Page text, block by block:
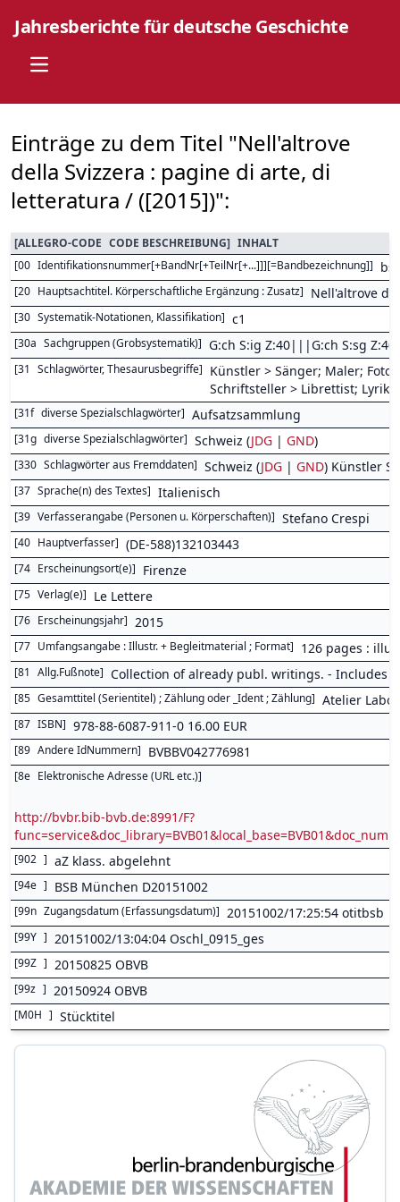
Jahresberichte für deutsche Geschichte
Open main menu
Einträge zu dem Titel "Nell'altrove
della Svizzera : pagine di arte, di
letteratura / ([2015])":
[ALLEGRO-CODE CODE BESCHREIBUNG] INHALT
[00 Identifikationsnummer[+BandNr[+TeilNr[+...]]][=Bandbezeichnung]]
[20 Hauptsachtitel. Körperschaftliche Ergänzung : Zusatz] Nell'altrove
[30 Systematik-Notationen, Klassifikation] c1
[30a Sachgruppen (Grobsystematik)] G:ch S:ig Z:40|||G:ch S:sg Z:40
[31 Schlagwörter, Thesaurusbegriffe] Künstler > Sänger; Maler;
Schriftsteller > Librettist;
[31f diverse Spezialschlagwörter] Aufsatzsammlung
[31g diverse Spezialschlagwörter] Schweiz (JDG | GND)
[330 Schlagwörter aus Fremddaten] Schweiz (JDG | GND) Künstler
[37 Sprache(n) des Textes] Italienisch
[39 Verfasserangabe (Personen u. Körperschaften)] Stefano Crespi
[40 Hauptverfasser] (DE-588)132103443
[74 Erscheinungsort(e)] Firenze
[75 Verlag(e)] Le Lettere
[76 Erscheinungsjahr] 2015
[77 Umfangsangabe : Illustr. + Begleitmaterial ; Format] 126 pages :
[81 Allg.Fußnote] Collection of already publ. writings. - Includes
[85 Gesamttitel (Serientitel) ; Zählung oder _Ident ; Zählung] Atelier
[87 ISBN] 978-88-6087-911-0 16.00 EUR
[89 Andere IdNummern] BVBBV042776981
[8e Elektronische Adresse (URL etc.)]
http://bvbr.bib-bvb.de:8991/F?
[902 ] aZ klass. abgelehnt
[94e ] BSB München D20151002
[99n Zugangsdatum (Erfassungsdatum)] 20151002/17:25:54 otitbsb
[99Y ] 20151002/13:04:04 Oschl_0915_ges
[99Z ] 20150825 OBVB
[99z ] 20150924 OBVB
[M0H ] Stücktitel